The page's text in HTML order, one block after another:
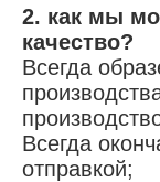
2. как мы
качество?
Всегда
Всегда
отправкой;